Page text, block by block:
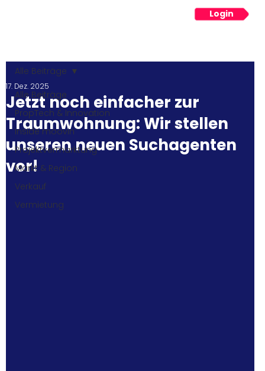
Login
Alle Beiträge
PropTech & Innovation
Inside moovin
Projektvermarktung
Markt & Region
Verkauf
Vermietung
Alle Beiträge
Jetzt noch einfacher zur
Traumwohnung: Wir stellen
unseren neuen Suchagenten
vor!
17. Dez. 2025